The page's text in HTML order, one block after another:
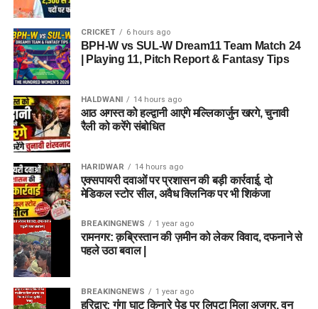
CRICKET 6 hours ago
BPH-W vs SUL-W Dream11 Team Match 24
| Playing 11, Pitch Report & Fantasy Tips
HALDWANI 14 hours ago
आठ अगस्त को हल्द्वानी आएंगे मल्लिकार्जुन खरगे, चुनावी
रैली को करेंगे संबोधित
HARIDWAR 14 hours ago
एक्सपायरी दवाओं पर प्रशासन की बड़ी कार्रवाई, दो
मेडिकल स्टोर सील, अवैध क्लिनिक पर भी शिकंजा
BREAKINGNEWS 1 year ago
रामनगर: क़ब्रिस्तान की ज़मीन को लेकर विवाद, दफनाने से
पहले उठा बवाल |
BREAKINGNEWS 1 year ago
हरिद्वार: गंगा घाट किनारे पेड़ पर लिपटा मिला अजगर, वन